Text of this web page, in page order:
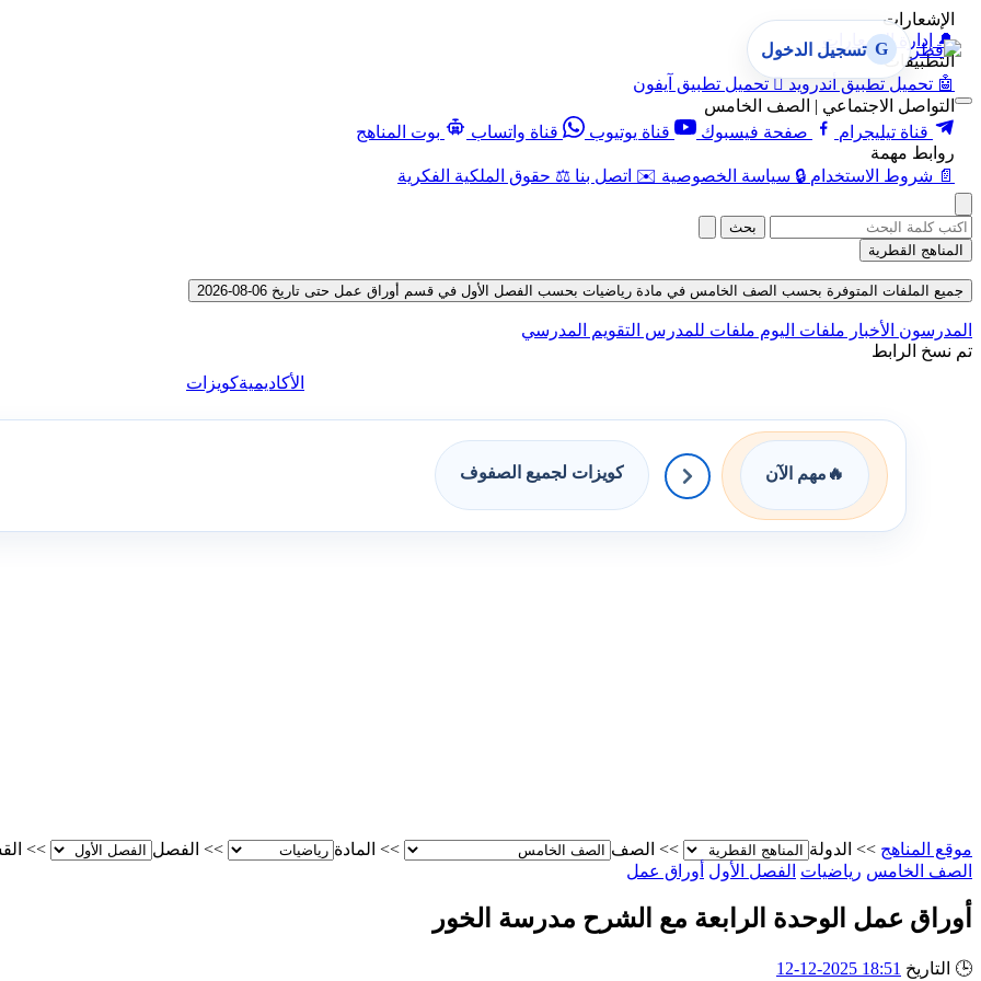
الإشعارات
🔔 إدارة الإشعارات
التطبيقات
🤖 تحميل تطبيق أندرويد  تحميل تطبيق آيفون
التواصل الاجتماعي | الصف الخامس
قناة تيليجرام
صفحة فيسبوك قناة يوتيوب قناة واتساب
بوت المناهج
روابط مهمة
📄 شروط الاستخدام 🔒 سياسة الخصوصية ✉️ اتصل بنا ⚖️ حقوق الملكية الفكرية
G تسجيل الدخول
بحث
المناهج القطرية
جميع الملفات المتوفرة بحسب الصف الخامس في مادة رياضيات بحسب الفصل الأول في قسم أوراق عمل حتى تاريخ 06-08-2026
المدرسون الأخبار ملفات اليوم ملفات للمدرس التقويم المدرسي
تم نسخ الرابط
الأكاديميةكويزات
🔥 مهم الآن كويزات لجميع الصفوف
موقع المناهج >> الدولة >> الصف >> المادة >> الفصل >>
الصف الخامس رياضيات الفصل الأول أوراق عمل
أوراق عمل الوحدة الرابعة مع الشرح مدرسة الخور
🕒 التاريخ 18:51 2025-12-12